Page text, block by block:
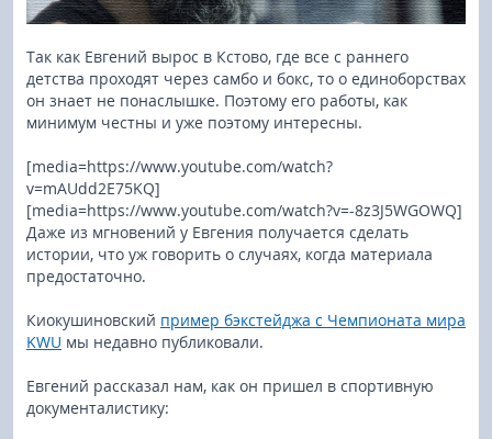
Так как Евгений вырос в Кстово, где все с раннего
детства проходят через самбо и бокс, то о единоборствах
он знает не понаслышке. Поэтому его работы, как
минимум честны и уже поэтому интересны.
[media=https://www.youtube.com/watch?
v=mAUdd2E75KQ]
[media=https://www.youtube.com/watch?v=-8z3J5WGOWQ]
Даже из мгновений у Евгения получается сделать
истории, что уж говорить о случаях, когда материала
предостаточно.
Киокушиновский пример бэкстейджа с Чемпионата мира
KWU мы недавно публиковали.
Евгений рассказал нам, как он пришел в спортивную
документалистику: